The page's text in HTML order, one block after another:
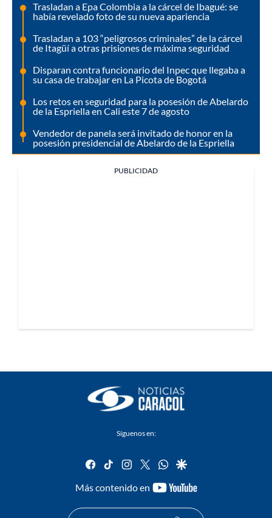
Trasladan a Epa Colombia a la cárcel de Ibagué: se
había revelado foto de su nueva apariencia
Trasladan a 103 “peligrosos criminales” de la cárcel
de Itagüí a otras prisiones de máxima seguridad
Disparan contra funcionario del Inpec que llegaba a
su casa de trabajar en La Picota de Bogotá
Los retos en seguridad para la posesión de Abelardo
de la Espriella en Cali este 7 de agosto
Vendedor de panela será invitado de honor en la
posesión presidencial de Abelardo de la Espriella
PUBLICIDAD
Síguenos en:
facebook
tiktok instagram
twitterwhatsapp
google
Más contenido en
youtube-